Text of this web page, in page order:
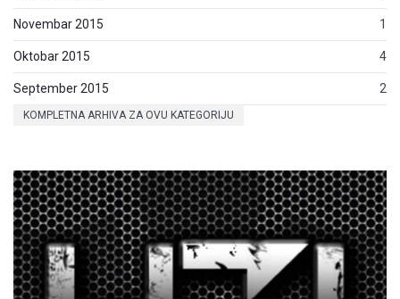
Novembar 2015 1
Oktobar 2015 4
September 2015 2
KOMPLETNA ARHIVA ZA OVU KATEGORIJU